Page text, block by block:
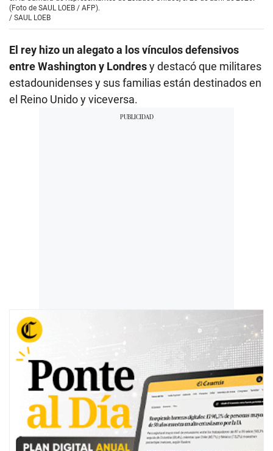
(Foto de SAUL LOEB / AFP).
/ SAUL LOEB
El rey hizo un alegato a los vínculos defensivos
entre Washington y Londresy destacó que militares
estadounidenses y sus familias están destinados en
el Reino Unido y viceversa.